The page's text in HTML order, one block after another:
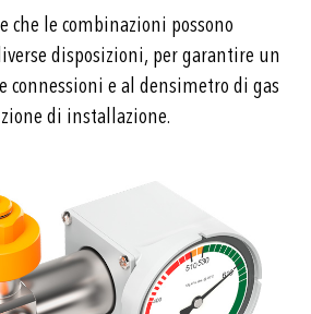
che le combinazioni possono
disposizioni, per garantire un
connessioni e al densimetro di gas
di installazione.